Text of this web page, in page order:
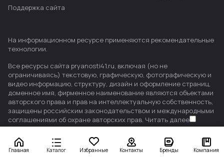
Главная Каталог Избранные Контакты Бренды Компания
Поддержка сайта
На информационном ресурсе применяются рекомендательные
технологии.
Все ресурсы сайта pryanosti41.ru, включая (но не
ограничиваясь) текстовую, графическую, фотографическую и
видео информацию, структуру, дизайн и оформление страниц,
доменное имя, фирменное наименование являются объектами
авторского права и прав на интеллектуальную собственность,
защищены российским законодательством и международными
соглашениями об охране авторских прав. Читать далее